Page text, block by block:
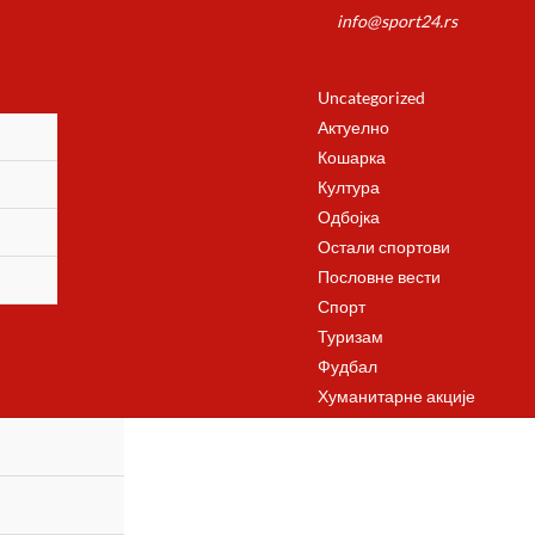
info@sport24.rs
Uncategorized
Актуелно
Кошарка
Култура
Одбојка
Остали спортови
Пословне вести
Спорт
Туризам
Фудбал
Хуманитарне акције